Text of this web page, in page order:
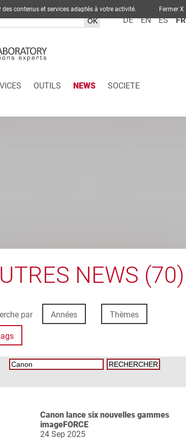
DE EN ES FR
OUTILS NEWS SOCIETE
NEWS (70)
par Années Thèmes
Canon lance six nouvelles gammes
imageFORCE
24 Sep 2025
des contenus et services adaptés à votre activité. Fermer X